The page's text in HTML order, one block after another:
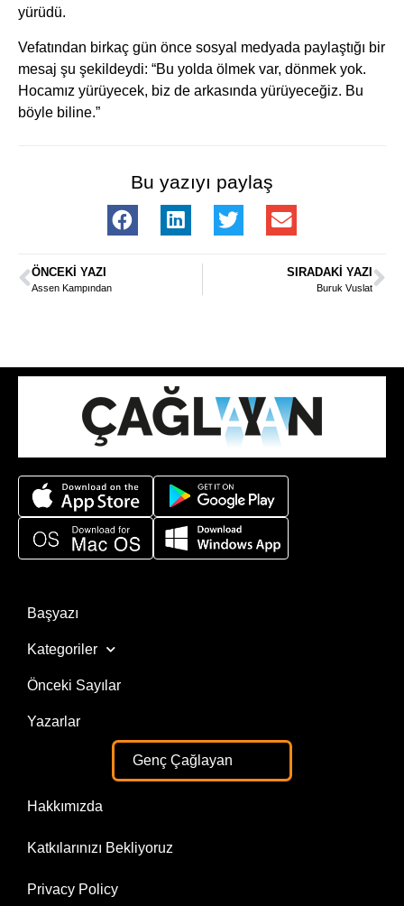
yürüdü.
Vefatından birkaç gün önce sosyal medyada paylaştığı bir
mesaj şu şekildeydi: “Bu yolda ölmek var, dönmek yok.
Hocamız yürüyecek, biz de arkasında yürüyeceğiz. Bu
böyle biline.”
Bu yazıyı paylaş
ÖNCEKI YAZI
Assen Kampından
SIRADAKI YAZI
Buruk Vuslat
Başyazı
Kategoriler
Önceki Sayılar
Yazarlar
Genç Çağlayan
Hakkımızda
Katkılarınızı Bekliyoruz
Privacy Policy